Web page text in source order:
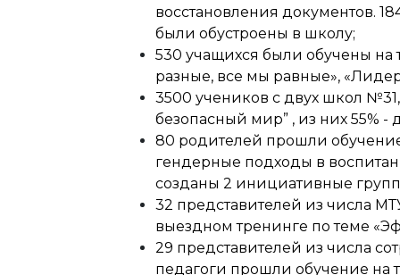
восстановления документов.
были обустроены в школу;
530 учащихся были обучены на
разные, все мы равные»,
3500 учеников с двух школ
безопасный мир” , из них 55% -
80 родителей прошли
гендерные подходы в
созданы 2 инициативные
32 представителей из числа
выездном тренинге по теме
29 представителей из числа
педагоги прошли обучение на